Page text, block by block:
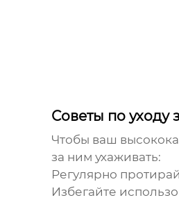
Советы по
Чтобы ваш
за ним ухаживать:
Регулярно
Избегайте